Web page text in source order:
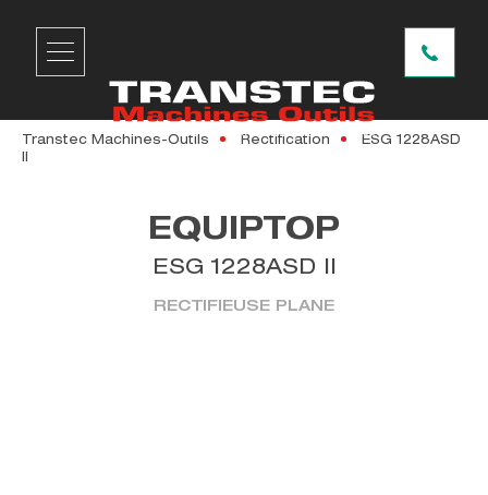
Transtec Machines-Outils Rectification
ESG 1228ASD
EQUIPTOP
ESG 1228ASD II
RECTIFIEUSE PLANE